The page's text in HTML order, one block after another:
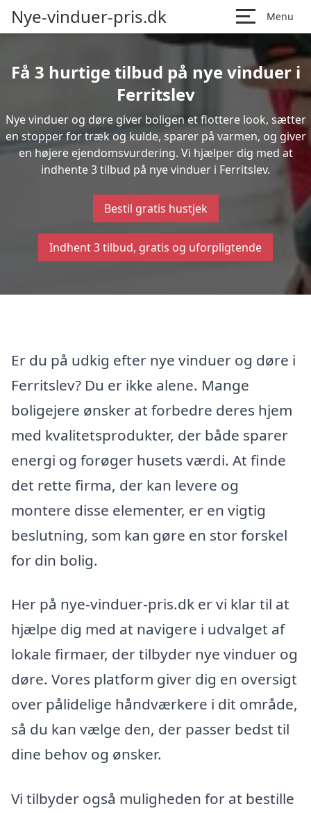
Nye-vinduer-pris.dk Menu
Få 3 hurtige tilbud på nye vinduer i
Ferritslev
Nye vinduer og døre giver boligen et flottere look, sætter
en stopper for træk og kulde, sparer på varmen, og giver
en højere ejendomsvurdering. Vi hjælper dig med at
indhente 3 tilbud på nye vinduer i Ferritslev.
Bestil gratis hustjek
Indhent 3 tilbud, gratis og uforpligtende
Er du på udkig efter nye vinduer og døre i
Ferritslev? Du er ikke alene. Mange
boligejere ønsker at forbedre deres hjem
med kvalitetsprodukter, der både sparer
energi og forøger husets værdi. At finde
det rette firma, der kan levere og
montere disse elementer, er en vigtig
beslutning, som kan gøre en stor forskel
for din bolig.
Her på nye-vinduer-pris.dk er vi klar til at
hjælpe dig med at navigere i udvalget af
lokale firmaer, der tilbyder nye vinduer og
døre. Vores platform giver dig en oversigt
over pålidelige håndværkere i dit område,
så du kan vælge den, der passer bedst til
dine behov og ønsker.
Vi tilbyder også muligheden for at bestille